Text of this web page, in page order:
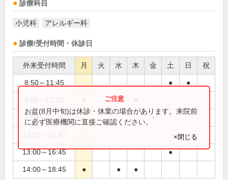
診療科目
小児科 アレルギー科
診療/受付時間・休診日
外来受付時間 月 火 水 木 金 土 日 祝
8:50～11:45 ● ●
●
8:50～12:45 ●
●
13:00～16:45 ●
14:00～18:45 ● ● ●
お盆(8月中旬)は休診・休業の場合があります。来院前
に必ず医療機関に直接ご確認ください。
×閉じる